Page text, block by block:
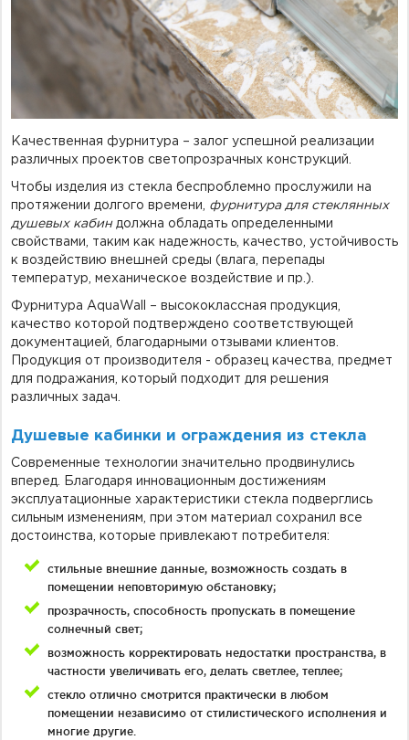
Качественная фурнитура – залог успешной реализации
различных проектов светопрозрачных конструкций.
Чтобы изделия из стекла беспроблемно прослужили на
протяжении долгого времени, фурнитура для стеклянных
душевых кабин должна обладать определенными
свойствами, таким как надежность, качество, устойчивость
к воздействию внешней среды (влага, перепады
температур, механическое воздействие и пр.).
Фурнитура AquaWall – высококлассная продукция,
качество которой подтверждено соответствующей
документацией, благодарными отзывами клиентов.
Продукция от производителя - образец качества, предмет
для подражания, который подходит для решения
различных задач.
Душевые кабинки и ограждения из стекла
Современные технологии значительно продвинулись
вперед. Благодаря инновационным достижениям
эксплуатационные характеристики стекла подверглись
сильным изменениям, при этом материал сохранил все
достоинства, которые привлекают потребителя:
стильные внешние данные, возможность создать в
помещении неповторимую обстановку;
прозрачность, способность пропускать в помещение
солнечный свет;
возможность корректировать недостатки пространства, в
частности увеличивать его, делать светлее, теплее;
стекло отлично смотрится практически в любом
помещении независимо от стилистического исполнения и
многие другие.